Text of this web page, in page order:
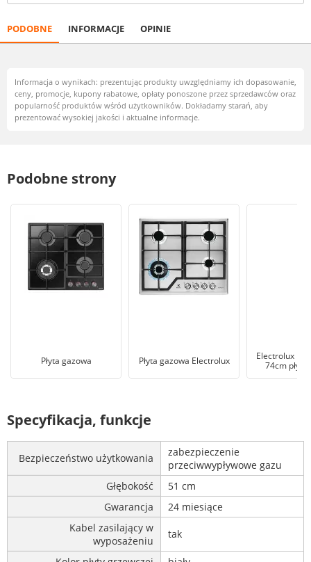
PODOBNE INFORMACJE OPINIE
Informacja o wynikach: prezentując produkty uwzględniamy ich dopasowanie,
ceny, promocje, kupony rabatowe, opłaty ponoszone przez sprzedawców oraz
popularność produktów wśród użytkowników. Dokładamy starań, aby
prezentować wysokiej jakości i aktualne informacje.
Podobne strony
Płyta gazowa Płyta gazowa Electrolux
Electrolux
74cm płyta
Specyfikacja, funkcje
Bezpieczeństwo użytkowania
zabezpieczenie
przeciwwypływowe gazu
Głębokość
51 cm
Gwarancja
24 miesiące
Kabel zasilający w
wyposażeniu
tak